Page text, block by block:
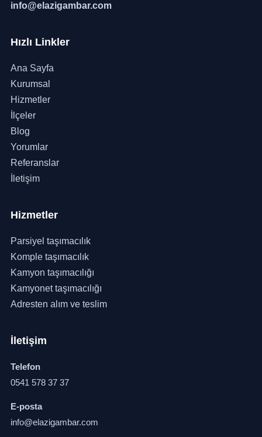
info@elazigambar.com
Hızlı Linkler
Ana Sayfa
Kurumsal
Hizmetler
İlçeler
Blog
Yorumlar
Referanslar
İletişim
Hizmetler
Parsiyel taşımacılık
Komple taşımacılık
Kamyon taşımacılığı
Kamyonet taşımacılığı
Adresten alım ve teslim
İletişim
Telefon
0541 578 37 37
E-posta
info@elazigambar.com